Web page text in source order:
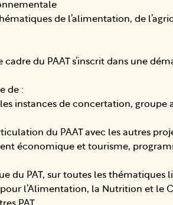
de l’alimentation, de
cadre du PAAT s’inscrit dans une
de :
instances de concertation, groupe
du PAAT avec les autres
économique et tourisme,
du PAT, sur toutes les thématiques
l’Alimentation, la Nutrition et le